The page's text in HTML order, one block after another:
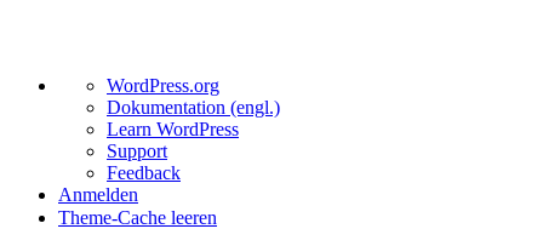
Über
WordPress
WordPress.org
Dokumentation (engl.)
Learn WordPress
Support
Feedback
Anmelden
Theme-Cache leeren